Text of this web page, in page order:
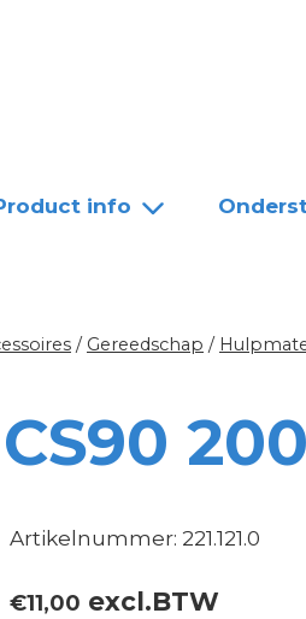
info
/ Gereedschap /
Artikelnummer: 221.121.0
€11,00 excl.BTW